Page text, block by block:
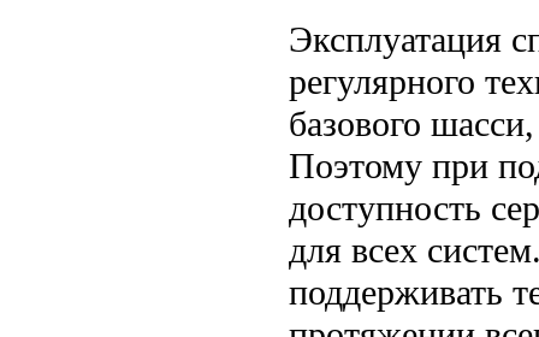
Эксплуатация
регулярного
базового
Поэтому при
доступность
для всех
поддерживать